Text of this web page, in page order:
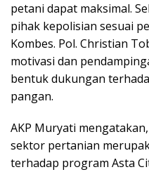
petani dapat maksimal.
pihak kepolisian sesuai
Kombes. Pol. Christian
motivasi dan
bentuk dukungan
pangan.
AKP Muryati
sektor pertanian
terhadap program Asta